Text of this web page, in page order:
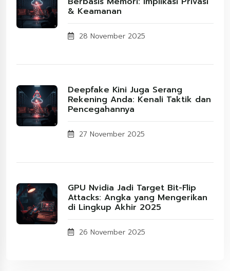
& Keamanan
28 November 2025
Deepfake Kini Juga Serang
Rekening Anda: Kenali Taktik dan
Pencegahannya
27 November 2025
GPU Nvidia Jadi Target Bit-Flip
Attacks: Angka yang Mengerikan
di Lingkup Akhir 2025
26 November 2025